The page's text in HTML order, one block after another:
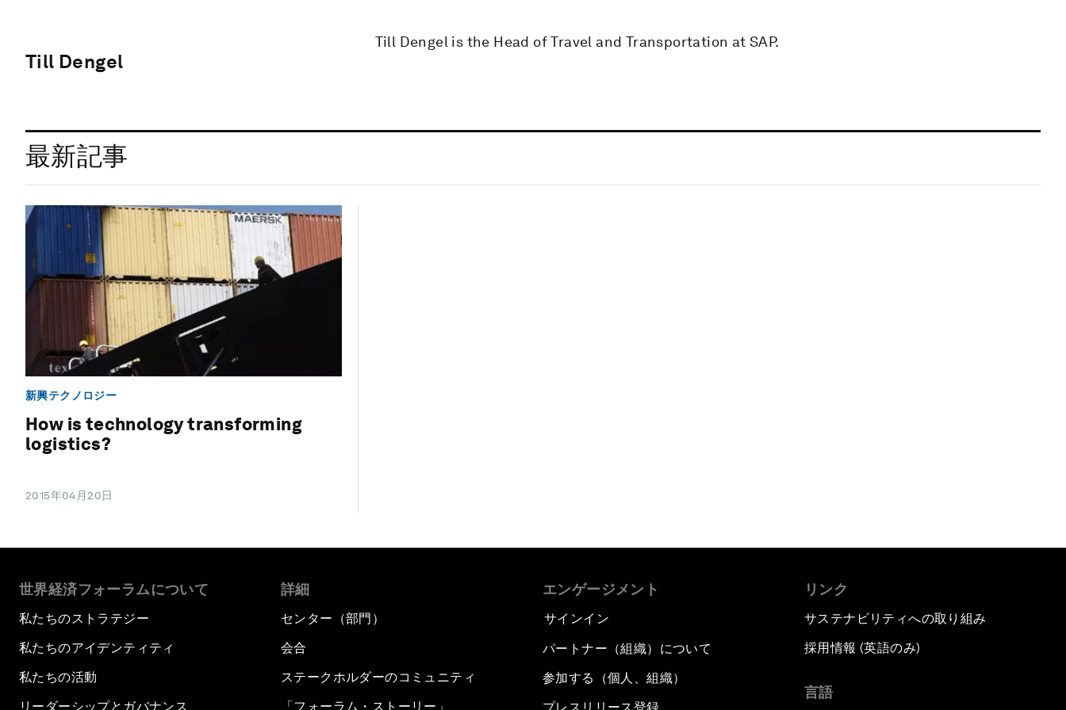
Till Dengel
Till Dengel is the Head of Travel and Transportation at SAP.
最新記事
新興テクノロジー
How is technology transforming
logistics?
2015年04月20日
世界経済フォーラムについて
私たちのストラテジー
私たちのアイデンティティ
私たちの活動
リーダーシップとガバナンス
詳細
センター（部門）
会合
ステークホルダーのコミュニティ
「フォーラム・ストーリー」
エンゲージメント
サインイン
パートナー（組織）について
参加する（個人、組織）
リンク
サステナビリティへの取り組み
採用情報 (英語のみ)
言語